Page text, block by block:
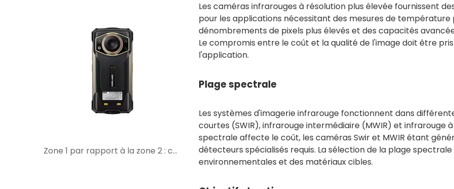
Zone 1 par rapport à la zone 2 : ce que cela signifie lors du choix d'appareils mobiles intrinsèquement sûrs
Les caméras infrarouges à résolution plus élevée fournissent
pour les applications nécessitant des mesures de température
dénombrements de pixels plus élevés et des capacités
Le compromis entre le coût et la qualité de l'image doit être
l'application.
Plage spectrale
Les systèmes d'imagerie infrarouge fonctionnent dans
courtes (SWIR), infrarouge intermédiaire (MWIR) et infrarouge
spectrale affecte le coût, les caméras Swir et MWIR étant
détecteurs spécialisés requis. La sélection de la plage
environnementales et des matériaux cibles.